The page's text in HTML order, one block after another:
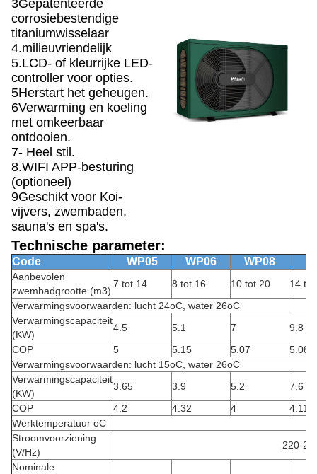
3Gepatenteerde
corrosiebestendige
titaniumwisselaar
4.milieuvriendelijk
5.LCD- of kleurrijke LED-
controller voor opties.
5Herstart het geheugen.
6Verwarming en koeling
met omkeerbaar
ontdooien.
7- Heel stil.
8.WIFI APP-besturing
(optioneel)
9Geschikt voor Koi-
vijvers, zwembaden,
sauna's en spa's.
Technische parameter:
Code WP05 WP06 WP08
Aanbevolen
zwembadgrootte (m3)
7 tot 14 8 tot 16 10 tot 20
14
Verwarmingsvoorwaarden: lucht 24oC, water 26oC
Verwarmingscapaciteit
(KW)
4.5 5.1 7
9.8
COP
5 5.15 5.07
5.08
Verwarmingsvoorwaarden: lucht 15oC, water 26oC
Verwarmingscapaciteit
(KW)
3.65 3.9 5.2
7.6
COP
4.2 4.32 4
4.11
Werktemperatuur oC
Stroomvoorziening
(V/Hz)
220-
Nominale